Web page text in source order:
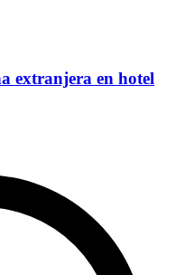
extranjera en hotel